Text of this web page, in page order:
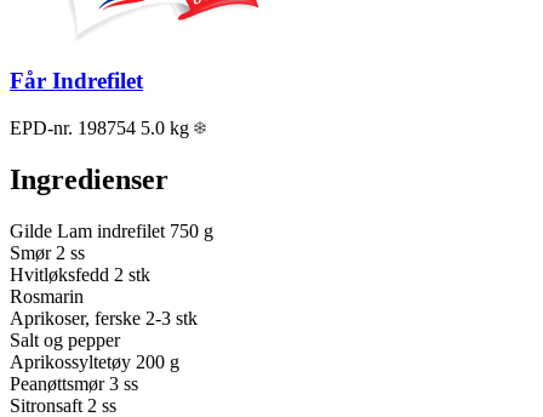
Får Indrefilet
EPD-nr. 198754 5.0 kg
Ingredienser
Gilde Lam indrefilet 750 g
Smør 2 ss
Hvitløksfedd 2 stk
Rosmarin
Aprikoser, ferske 2-3 stk
Salt og pepper
Aprikossyltetøy 200 g
Peanøttsmør 3 ss
Sitronsaft 2 ss